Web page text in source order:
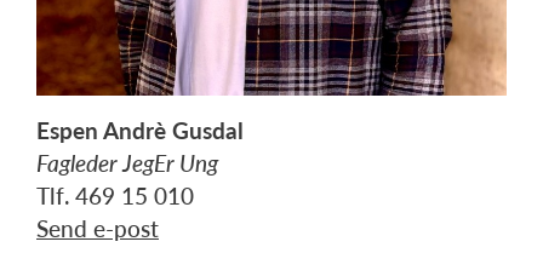
Espen Andrè Gusdal
Fagleder JegEr Ung
Tlf. 469 15 010
Send e-post